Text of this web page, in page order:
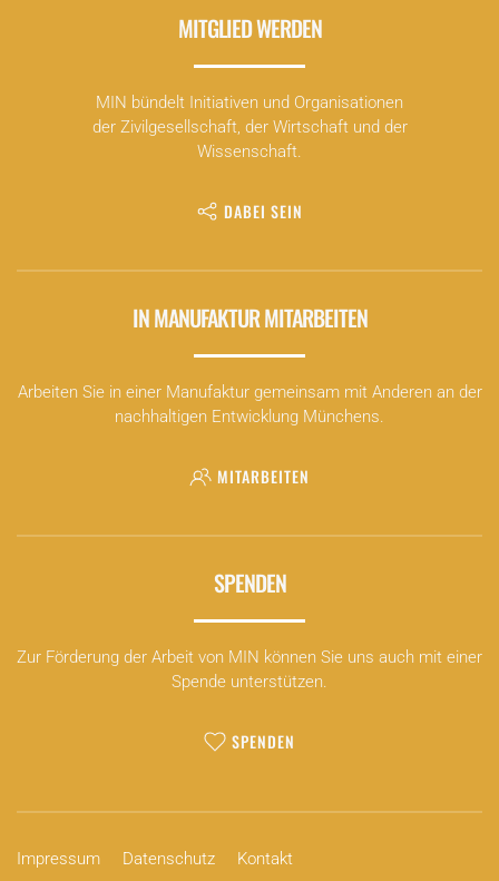
MITGLIED WERDEN
MIN bündelt Initiativen und Organisationen
der Zivilgesellschaft, der Wirtschaft und der
Wissenschaft.
DABEI SEIN
IN MANUFAKTUR MITARBEITEN
Arbeiten Sie in einer Manufaktur gemeinsam mit Anderen an der
nachhaltigen Entwicklung Münchens.
MITARBEITEN
SPENDEN
Zur Förderung der Arbeit von MIN können Sie uns auch mit einer
Spende unterstützen.
SPENDEN
Impressum Datenschutz Kontakt